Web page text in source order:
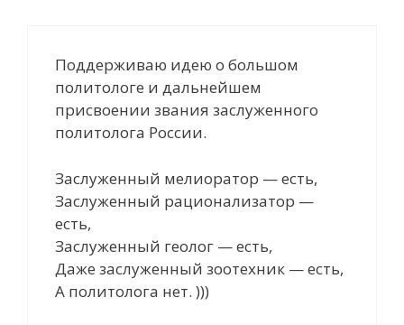
Поддерживаю идею о большом
политологе и дальнейшем
присвоении звания заслуженного
политолога России.
Заслуженный мелиоратор — есть,
Заслуженный рационализатор —
есть,
Заслуженный геолог — есть,
Даже заслуженный зоотехник — есть,
А политолога нет. )))